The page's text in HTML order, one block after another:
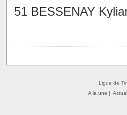
51 BESSENAY
Ligue de
A la une |